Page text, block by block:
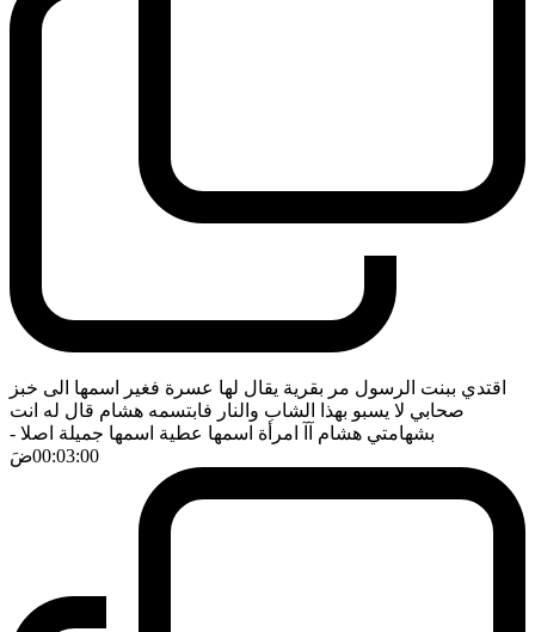
اقتدي ببنت الرسول مر بقرية يقال لها عسرة فغير اسمها الى خبز
صحابي لا يسبو بهذا الشاب والنار فابتسمه هشام قال له انت
بشهامتي هشام آآ امرأة اسمها عطية اسمها جميلة اصلا -
00:03:00ضَ